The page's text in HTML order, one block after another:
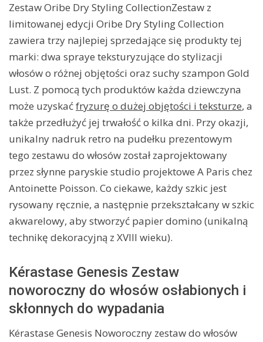
Zestaw Oribe Dry Styling CollectionZestaw z
limitowanej edycji Oribe Dry Styling Collection
zawiera trzy najlepiej sprzedające się produkty tej
marki: dwa spraye teksturyzujące do stylizacji
włosów o różnej objętości oraz suchy szampon Gold
Lust. Z pomocą tych produktów każda dziewczyna
może uzyskaćfryzurę o dużej objętości i teksturze, a
także przedłużyć jej trwałość o kilka dni. Przy okazji,
unikalny nadruk retro na pudełku prezentowym
tego zestawu do włosów został zaprojektowany
przez słynne paryskie studio projektowe A Paris chez
Antoinette Poisson. Co ciekawe, każdy szkic jest
rysowany ręcznie, a następnie przekształcany w szkic
akwarelowy, aby stworzyć papier domino (unikalną
technikę dekoracyjną z XVIII wieku).
Kérastase Genesis Zestaw
noworoczny do włosów osłabionych i
skłonnych do wypadania
Kérastase Genesis Noworoczny zestaw do włosów